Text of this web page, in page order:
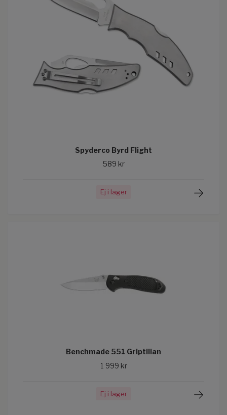
Spyderco Byrd Flight
589 kr
Ej i lager
Benchmade 551 Griptilian
1 999 kr
Ej i lager